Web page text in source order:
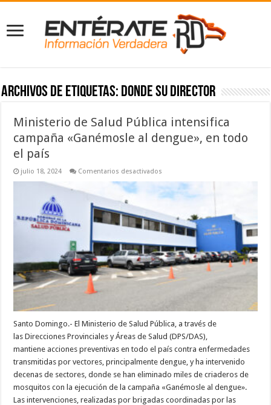
Archivos de etiquetas: donde su director
Ministerio de Salud Pública intensifica
campaña «Ganémosle al dengue», en todo
el país
julio 18, 2024 Comentarios desactivados
de
Salud
Pública
campaña
«Ganémosle
al
en
todo
el
país
Santo Domingo.- El Ministerio de Salud Pública, a través de
las Direcciones Provinciales y Áreas de Salud (DPS/DAS),
mantiene acciones preventivas en todo el país contra enfermedades
transmitidas por vectores, principalmente dengue, y ha intervenido
decenas de sectores, donde se han eliminado miles de criaderos de
mosquitos con la ejecución de la campaña «Ganémosle al dengue».
Las intervenciones, realizadas por brigadas coordinadas por las